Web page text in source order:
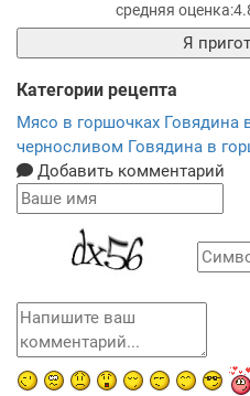
Я
Категории рецепта
Мясо в горшочках Говядина
черносливом Говядина в
Добавить комментарий